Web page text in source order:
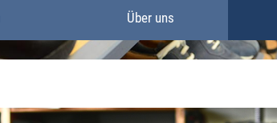
Über uns